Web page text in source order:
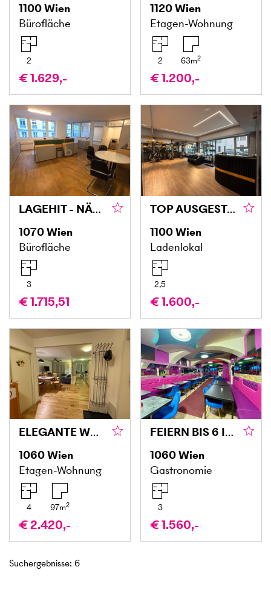
1100Wien
Bürofläche
2
€ 1.629,-
1120Wien
Etagen-Wohnung
2 63m2
€ 1.200,-
LAGEHIT - NÄHE MARIAHILFERSTRASSE
1070Wien
Bürofläche
3
€ 1.715,51
TOP AUSGESTATTETER FRISEURSALON – SOFORT STARTKLAR
1100Wien
Ladenlokal
2,5
€ 1.600,-
ELEGANTE WOHNUNG IN BESTLAGE
1060Wien
Etagen-Wohnung
4 97m2
€ 2.420,-
FEIERN BIS 6 IN DER FRÜH
1060Wien
Gastronomie
3
€ 1.560,-
Suchergebnisse: 6